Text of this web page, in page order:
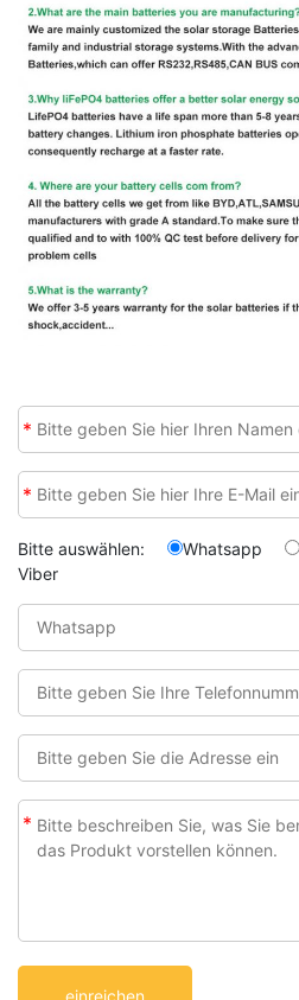
*
*
Bitte auswählen: Whatsapp
Viber
*